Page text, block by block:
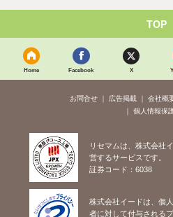
TOP
Home Facebook X
お問合せ 広告掲載 会社概
個人情報保
リセマムは、株式会社
営するサービスです。
証券コード：6038
株式会社イードは、個
者に対して付与される